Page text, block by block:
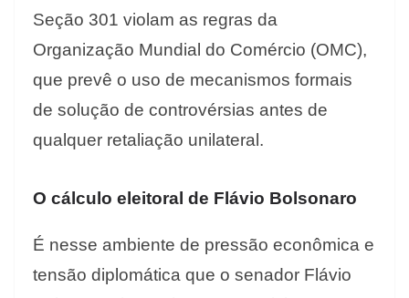
Seção 301 violam as regras da
Organização Mundial do Comércio (OMC),
que prevê o uso de mecanismos formais
de solução de controvérsias antes de
qualquer retaliação unilateral.
O cálculo eleitoral de Flávio Bolsonaro
É nesse ambiente de pressão econômica e
tensão diplomática que o senador Flávio